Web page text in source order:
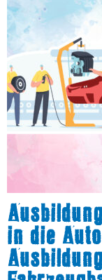
in die